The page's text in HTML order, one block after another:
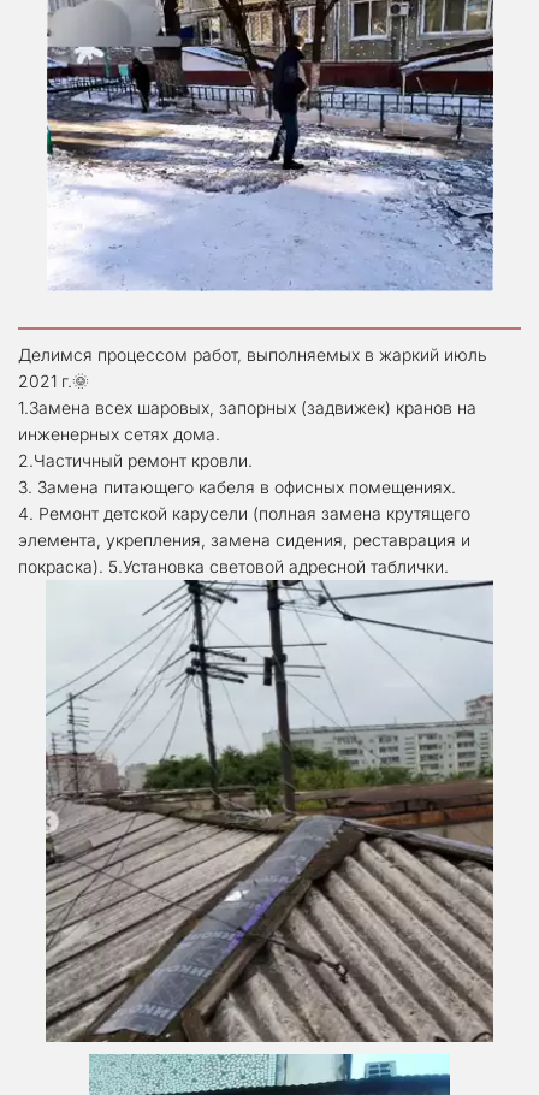
Делимся процессом работ, выполняемых в жаркий июль
2021 г.🌞
1.Замена всех шаровых, запорных (задвижек) кранов на
инженерных сетях дома.
2.Частичный ремонт кровли.
3. Замена питающего кабеля в офисных помещениях.
4. Ремонт детской карусели (полная замена крутящего
элемента, укрепления, замена сидения, реставрация и
покраска). 5.Установка световой адресной таблички.